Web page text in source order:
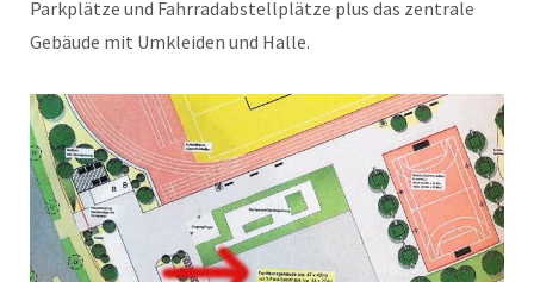
Parkplätze und Fahrradabstellplätze plus das zentrale
Gebäude mit Umkleiden und Halle.